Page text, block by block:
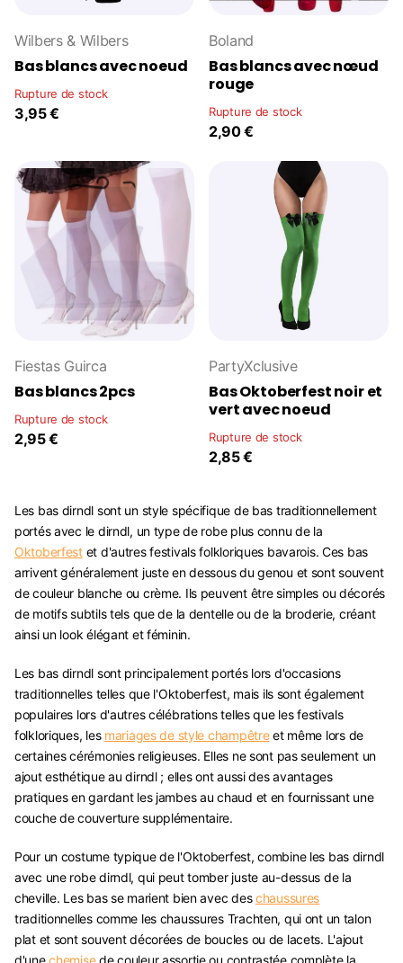
Wilbers & Wilbers
Bas blancs avec noeud
Rupture de stock
3,95 €
Boland
Bas blancs avec nœud
rouge
Rupture de stock
2,90 €
Fiestas Guirca
Bas blancs 2pcs
Rupture de stock
2,95 €
PartyXclusive
Bas Oktoberfest noir et
vert avec noeud
Rupture de stock
2,85 €
Les bas dirndl sont un style spécifique de bas traditionnellement
portés avec le dirndl, un type de robe plus connu de la
Oktoberfestet d'autres festivals folkloriques bavarois. Ces bas
arrivent généralement juste en dessous du genou et sont souvent
de couleur blanche ou crème. Ils peuvent être simples ou décorés
de motifs subtils tels que de la dentelle ou de la broderie, créant
ainsi un look élégant et féminin.
Les bas dirndl sont principalement portés lors d'occasions
traditionnelles telles que l'Oktoberfest, mais ils sont également
populaires lors d'autres célébrations telles que les festivals
folkloriques, les mariages de style champêtreet même lors de
certaines cérémonies religieuses. Elles ne sont pas seulement un
ajout esthétique au dirndl ; elles ont aussi des avantages
pratiques en gardant les jambes au chaud et en fournissant une
couche de couverture supplémentaire.
Pour un costume typique de l'Oktoberfest, combine les bas dirndl
avec une robe dirndl, qui peut tomber juste au-dessus de la
cheville. Les bas se marient bien avec deschaussures
traditionnelles comme les chaussures Trachten, qui ont un talon
plat et sont souvent décorées de boucles ou de lacets. L'ajout